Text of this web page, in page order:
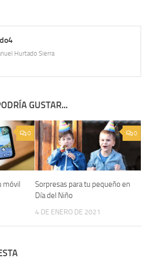
Hurtado Sierra
GUSTAR...
0
móvil
0
Sorpresas para tu pequeño en
Día del Niño
4 DE ENERO DE 2021